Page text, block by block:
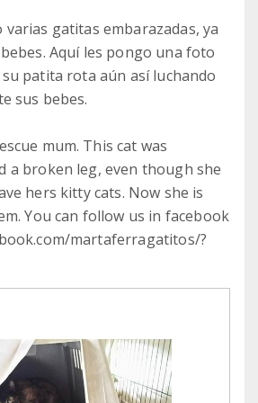
varias gatitas embarazadas, ya
Aquí les pongo una foto
patita rota aún así luchando
sus bebes.
mum. This cat was
a broken leg, even though she
hers kitty cats. Now she is
You can follow us in facebook
martaferragatitos/?